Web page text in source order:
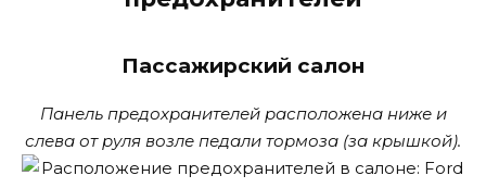
Пассажирский салон
Панель предохранителей расположена ниже и
слева от руля возле педали тормоза (за крышкой).